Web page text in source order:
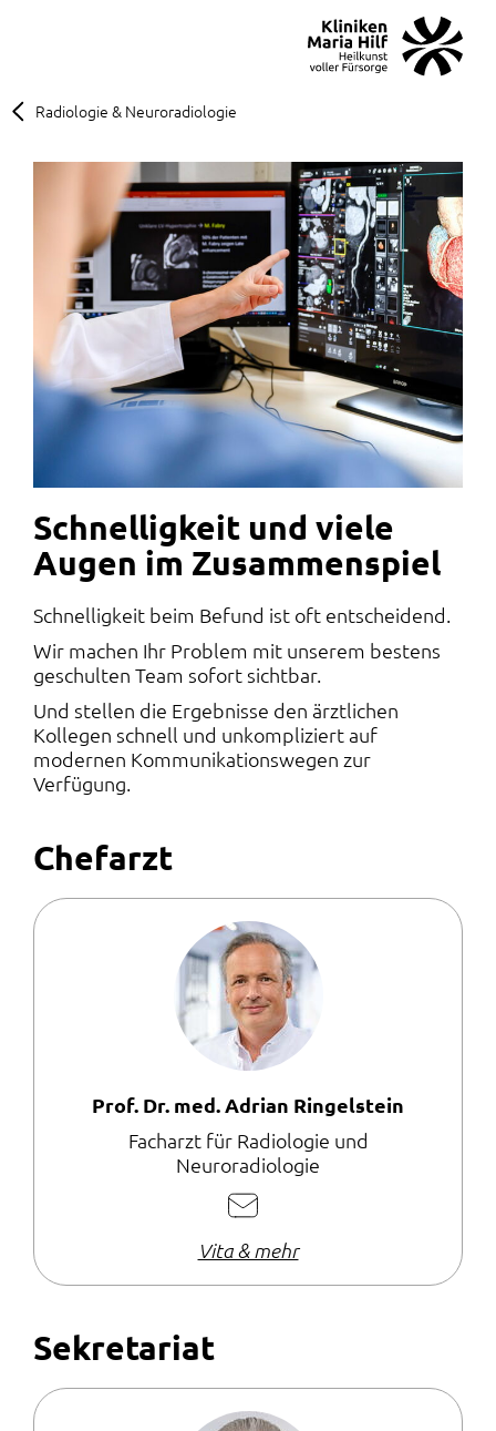
Radiologie & Neuroradiologie
Schnelligkeit und viele
Augen im Zusammenspiel
Schnelligkeit beim Befund ist oft entscheidend.
Wir machen Ihr Problem mit unserem bestens
geschulten Team sofort sichtbar.
Und stellen die Ergebnisse den ärztlichen
Kollegen schnell und unkompliziert auf
modernen Kommunikationswegen zur
Verfügung.
Chefarzt
Prof. Dr. med. Adrian Ringelstein
Facharzt für Radiologie und
Neuroradiologie
E-
Mail
schreiben
Vita & mehr
Sekretariat